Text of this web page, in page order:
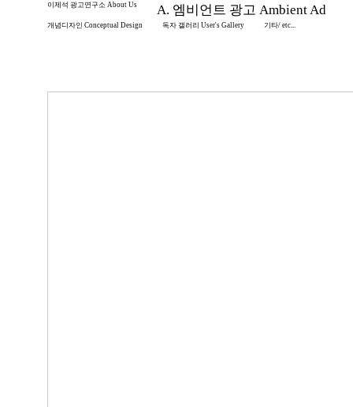
이제석 광고연구소 About Us A. 엠비언트 광고 Ambient Ad
개념디자인 Conceptual Design 독자 갤러리 User's Gallery 기타/ etc...